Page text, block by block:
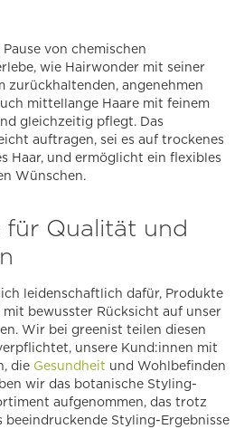
von chemischen
wie Hairwonder mit seiner
zurückhaltenden, angenehmen
mittellange Haare mit feinem
gleichzeitig pflegt. Das
auftragen, sei es auf trockenes
Haar, und ermöglicht ein flexibles
Wünschen.
für Qualität und
leidenschaftlich dafür, Produkte
bewusster Rücksicht auf unser
Wir bei greenist teilen diesen
unsere Kund:innen mit
die Gesundheit und Wohlbefinden
wir das botanische Styling-
aufgenommen, das trotz
beeindruckende Styling-Ergebnisse